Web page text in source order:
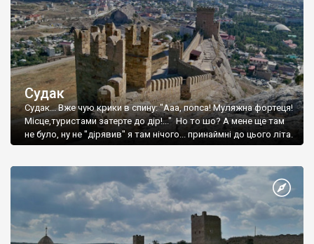
Судак
Судак... Вже чую крики в спину: "Ааа, попса! Муляжна фортеця!
Місце,туристами затерте до дір!..." Но то шо? А мене ще там
не було, ну не "дірявив" я там нічого... принаймні до цього літа.